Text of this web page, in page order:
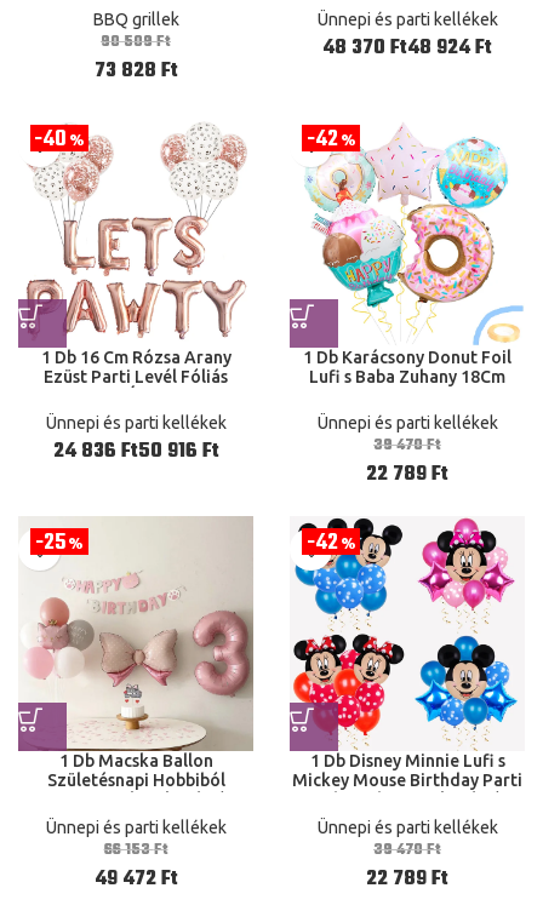
Szerszám Könnyen
Megtisztítható Bbq
BBQ grillek
90 509Ft
73 828Ft
Születésnapi Parti Gyerekek
Játékok
Ünnepi és parti kellékek
Ft Ft
40%
1 Db 16 Cm Rózsa Arany
Ezüst Parti Levél Fóliás
Tartott Kutya Macska
Születésnapi Parti
Dekorációk Gyerekek
Ünnepi és parti kellékek
Ft Ft
42%
1 Db Karácsony Donut Foil
Lufi s Baba Zuhany 18Cm
Születésnapi Parti Gyerekek
Parti lufi Golyók
Ünnepi és parti kellékek
39 470Ft
22 789Ft
25%
1 Db Macska Ballon
Születésnapi Hobbiból
Zászló Gyerek Ajándék
Kellékek Parti lufi Felfújható
Játékok Virág Fotó Prop
Ünnepi és parti kellékek
66 153Ft
49 472Ft
42%
1 Db Disney Minnie Lufi s
Mickey Mouse Birthday Parti
Gyerekek Játék Léggömb
Hélium Lufi Kellékek
Ünnepi és parti kellékek
39 470Ft
22 789Ft